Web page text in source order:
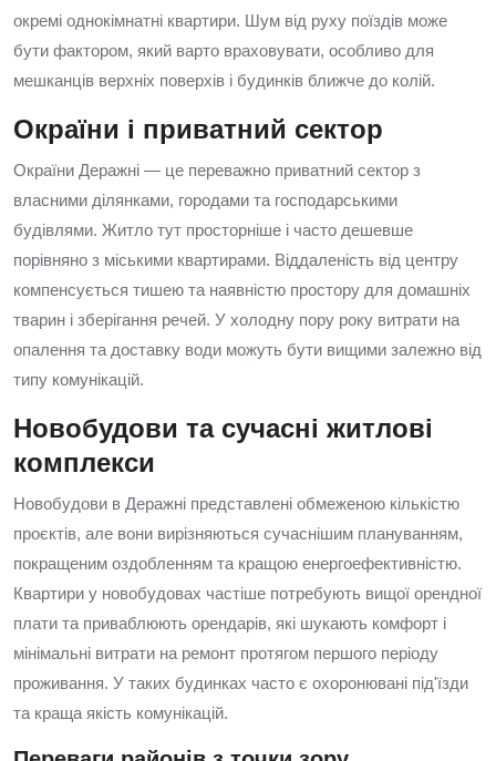
окремі однокімнатні квартири. Шум від руху поїздів може
бути фактором, який варто враховувати, особливо для
мешканців верхніх поверхів і будинків ближче до колій.
Окраїни і приватний сектор
Окраїни Деражні — це переважно приватний сектор з
власними ділянками, городами та господарськими
будівлями. Житло тут просторніше і часто дешевше
порівняно з міськими квартирами. Віддаленість від центру
компенсується тишею та наявністю простору для домашніх
тварин і зберігання речей. У холодну пору року витрати на
опалення та доставку води можуть бути вищими залежно від
типу комунікацій.
Новобудови та сучасні житлові
комплекси
Новобудови в Деражні представлені обмеженою кількістю
проєктів, але вони вирізняються сучаснішим плануванням,
покращеним оздобленням та кращою енергоефективністю.
Квартири у новобудовах частіше потребують вищої орендної
плати та приваблюють орендарів, які шукають комфорт і
мінімальні витрати на ремонт протягом першого періоду
проживання. У таких будинках часто є охоронювані під'їзди
та краща якість комунікацій.